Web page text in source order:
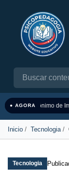
● AGORASinônimo de
Inicio Tecnologia
Tecnologia